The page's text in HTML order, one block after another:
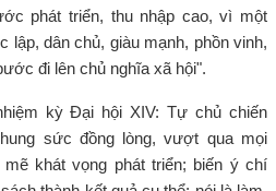
phát triển, thu nhập cao, vì một
lập, dân chủ, giàu mạnh, phồn vinh,
đi lên chủ nghĩa xã hội".
kỳ Đại hội XIV: Tự chủ chiến
sức đồng lòng, vượt qua mọi
khát vọng phát triển; biến ý chí